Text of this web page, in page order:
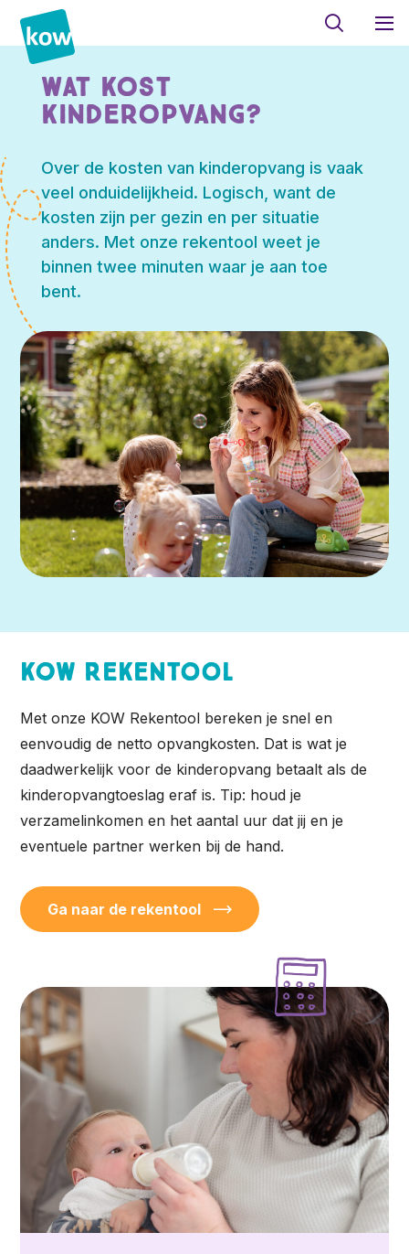
Wat kost
kinderopvang?
Over de kosten van kinderopvang is vaak
veel onduidelijkheid. Logisch, want de
kosten zijn per gezin en per situatie
anders. Met onze rekentool weet je
binnen twee minuten waar je aan toe
bent.
KOW Rekentool
Met onze KOW Rekentool bereken je snel en
eenvoudig de netto opvangkosten. Dat is wat je
daadwerkelijk voor de kinderopvang betaalt als de
kinderopvangtoeslag eraf is. Tip: houd je
verzamelinkomen en het aantal uur dat jij en je
eventuele partner werken bij de hand.
Ga naar de rekentool